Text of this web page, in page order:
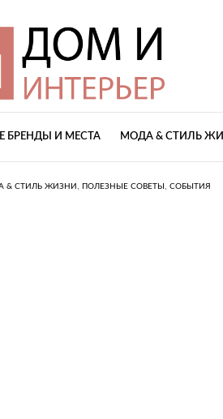
БРЕНДЫ И МЕСТА МОДА & СТИЛЬ
& СТИЛЬ ЖИЗНИ , ПОЛЕЗНЫЕ СОВЕТЫ , СОБЫТИЯ